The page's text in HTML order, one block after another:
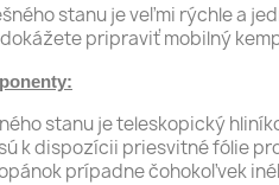
stanu je veľmi rýchle a
pripraviť mobilný
stanu je teleskopický
k dispozícii priesvitné fólie
prípadne čohokoľvek